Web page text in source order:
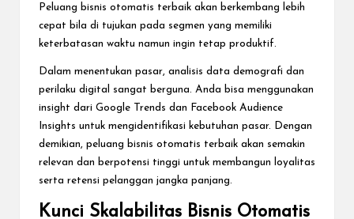
Peluang bisnis otomatis terbaik akan berkembang lebih
cepat bila di tujukan pada segmen yang memiliki
keterbatasan waktu namun ingin tetap produktif.
Dalam menentukan pasar, analisis data demografi dan
perilaku digital sangat berguna. Anda bisa menggunakan
insight dari Google Trends dan Facebook Audience
Insights untuk mengidentifikasi kebutuhan pasar. Dengan
demikian, peluang bisnis otomatis terbaik akan semakin
relevan dan berpotensi tinggi untuk membangun loyalitas
serta retensi pelanggan jangka panjang.
Kunci Skalabilitas Bisnis Otomatis